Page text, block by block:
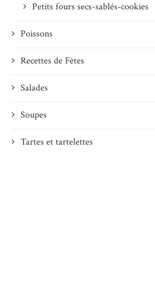
Petits fours secs-sablés-cookies
Poissons
Recettes de Fêtes
Salades
Soupes
Tartes et tartelettes